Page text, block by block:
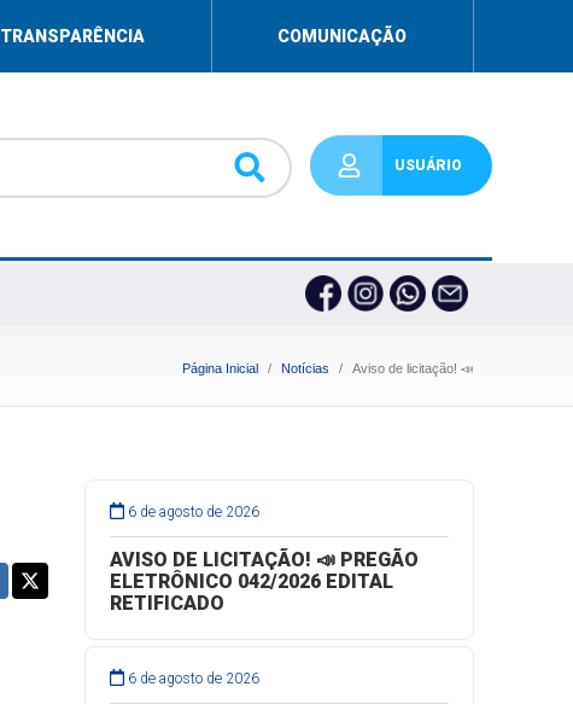
TRANSPARÊNCIA COMUNICAÇÃO
USUÁRIO
Página Inicial Notícias Aviso de licitação! 📣
6 de agosto de 2026
AVISO DE LICITAÇÃO! 📣 PREGÃO
ELETRÔNICO 042/2026 EDITAL
RETIFICADO
6 de agosto de 2026